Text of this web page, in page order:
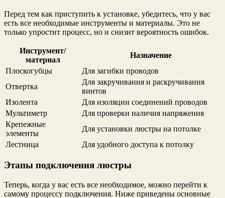
Перед тем как приступить к установке, убедитесь, что у вас
есть все необходимые инструменты и материалы. Это не
только упростит процесс, но и снизит вероятность ошибок.
Инструмент/
материал
Назначение
Плоскогубцы
Для загибки проводов
Отвертка
Для закручивания и раскручивания
винтов
Изолента
Для изоляции соединений проводов
Мультиметр
Для проверки наличия напряжения
Крепежные
элементы
Для установки люстры на потолке
Лестница
Для удобного доступа к потолку
Этапы подключения люстры
Теперь, когда у вас есть все необходимое, можно перейти к
самому процессу подключения. Ниже приведены основные